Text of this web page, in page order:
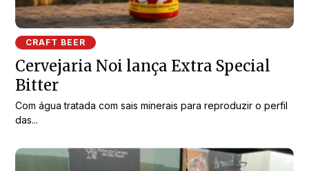
CRAFT BEER
Cervejaria Noi lança Extra Special
Bitter
Com água tratada com sais minerais para reproduzir o perfil
das...